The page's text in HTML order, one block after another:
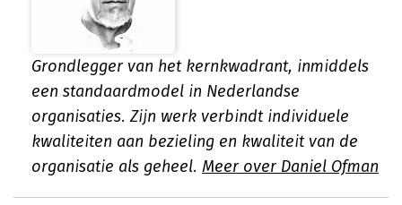
Grondlegger van het kernkwadrant, inmiddels
een standaardmodel in Nederlandse
organisaties. Zijn werk verbindt individuele
kwaliteiten aan bezieling en kwaliteit van de
organisatie als geheel. Meer over Daniel Ofman